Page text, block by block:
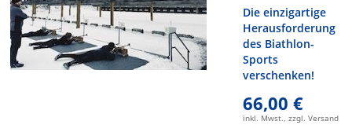
Die einzigartige
Herausforderung
des Biathlon-
Sports
verschenken!
66,00 €
inkl. Mwst., zzgl. Versand